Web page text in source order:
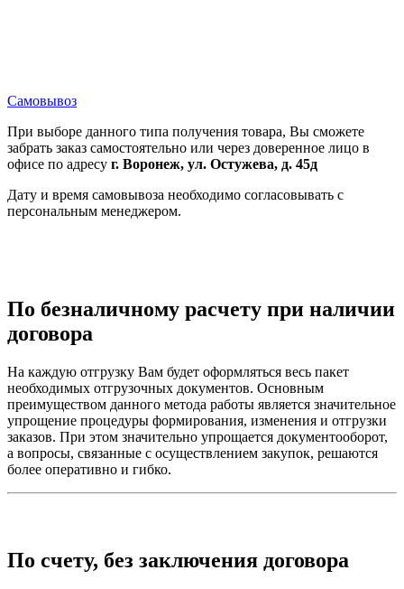
Самовывоз
При выборе данного типа получения товара, Вы сможете
забрать заказ самостоятельно или через доверенное лицо в
офисе по адресу г. Воронеж, ул. Остужева, д. 45д
Дату и время самовывоза необходимо согласовывать с
персональным менеджером.
По безналичному расчету при наличии
договора
На каждую отгрузку Вам будет оформляться весь пакет
необходимых отгрузочных документов. Основным
преимуществом данного метода работы является значительное
упрощение процедуры формирования, изменения и отгрузки
заказов. При этом значительно упрощается документооборот,
а вопросы, связанные с осуществлением закупок, решаются
более оперативно и гибко.
По счету, без заключения договора